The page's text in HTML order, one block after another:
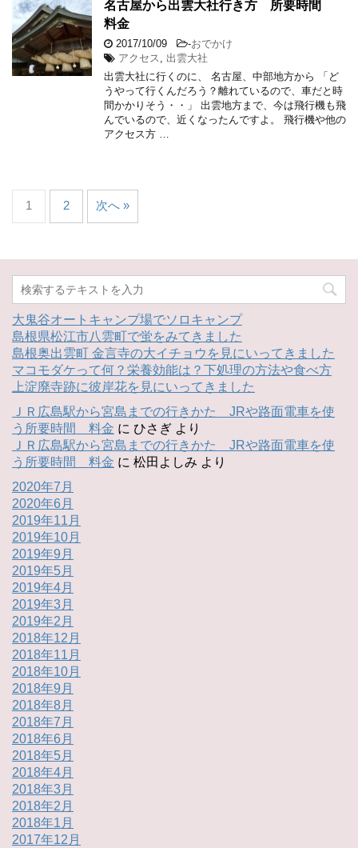
名古屋から出雲大社行き方 所要時間
料金
2017/10/09 -おでかけ
アクセス
出雲大社
出雲大社に行くのに、 名古屋、中部地方から 「ど
うやって行くんだろう？離れているので、車だと時
間かかりそう・・」 出雲地方まで、今は飛行機も飛
んでいるので、近くなったんですよ。 飛行機や他の
アクセス方 …
1 2 次へ »
大鬼谷オートキャンプ場でソロキャンプ
島根県松江市八雲町で蛍をみてきました
島根奥出雲町 金言寺の大イチョウを見にいってきました
マコモダケって何？栄養効能は？下処理の方法や食べ方
上淀廃寺跡に彼岸花を見にいってきました
ＪＲ広島駅から宮島までの行きかた JRや路面電車を使
う所要時間 料金 に ひさぎ より
ＪＲ広島駅から宮島までの行きかた JRや路面電車を使
う所要時間 料金 に 松田よしみ より
2020年7月
2020年6月
2019年11月
2019年10月
2019年9月
2019年5月
2019年4月
2019年3月
2019年2月
2018年12月
2018年11月
2018年10月
2018年9月
2018年8月
2018年7月
2018年6月
2018年5月
2018年4月
2018年3月
2018年2月
2018年1月
2017年12月